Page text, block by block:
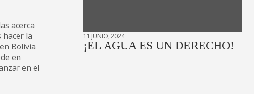
acerca
hacer la
Bolivia
en
en el
11 JUNIO, 2024
¡EL AGUA ES UN DERECHO!